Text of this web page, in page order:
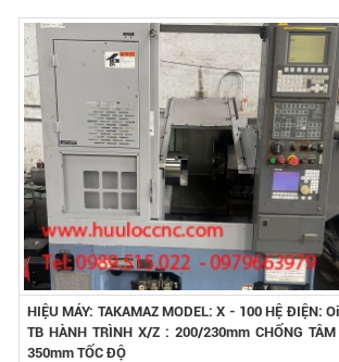
HIỆU MÁY: TAKAMAZ MODEL: X - 100 HỆ ĐIỆN:
TB HÀNH TRÌNH X/Z : 200/230mm CHỐNG
350mm TỐC ĐỘ